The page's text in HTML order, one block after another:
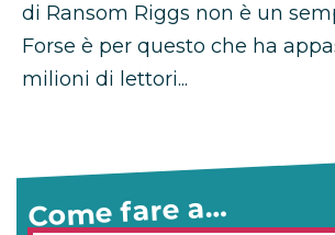
di Ransom Riggs non è un
Forse è per questo che ha
milioni di lettori...
Come fare a…